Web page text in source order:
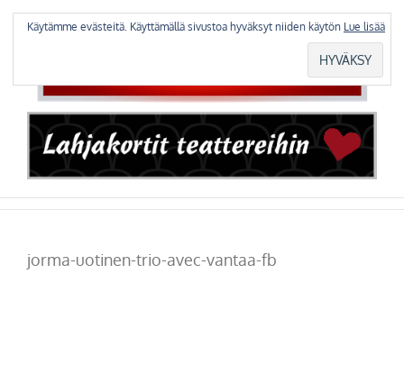
jorma-uotinen-trio-avec-vantaa-fb
Käytämme evästeitä. Käyttämällä sivustoa hyväksyt niiden käytön Lue lisää